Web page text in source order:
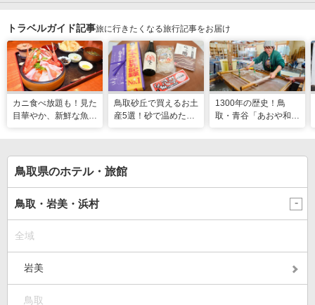
トラベルガイド記事旅に行きたくなる旅行記事をお届け
カニ食べ放題も！見た
目華やか、新鮮な魚介
鳥取砂丘で買えるお土
産5選！砂で温めた
1300年の歴史！鳥
取・青谷「あおや和紙
鳥取県のホテル・旅館
鳥取・岩美・浜村
全域
岩美
鳥取